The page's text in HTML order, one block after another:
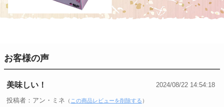
お客様の声
美味しい！ 2024/08/22 14:54:18
投稿者：アン・ミネ （ この商品レビューを削除する ）